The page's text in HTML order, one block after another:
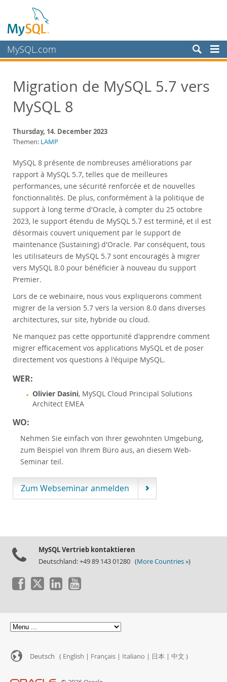
MySQL.com
Schulung, Beratung, Support
Partner
Warum MySQL?
Neues & Termine
Live Webinars
On-Demand Webinars
MySQL Health Check
Customer Advisory Board
News Announcements
MySQL Newsletters
Kaufen
Downloads
Dokumentation
Entwickler-Bereich
Migration de MySQL 5.7 vers
MySQL 8
Thursday, 14. December 2023
Themen: LAMP
MySQL 8 présente de nombreuses améliorations par
rapport à MySQL 5.7, telles que de meilleures
performances, une sécurité renforcée et de nouvelles
fonctionnalités. De plus, conformément à la politique de
support à long terme d'Oracle, à compter du 25 octobre
2023, le support étendu de MySQL 5.7 est terminé, et il est
désormais couvert uniquement par le support de
maintenance (Sustaining) d'Oracle. Par conséquent, tous
les utilisateurs de MySQL 5.7 sont encouragés à migrer
vers MySQL 8.0 pour bénéficier à nouveau du support
Premier.
Lors de ce webinaire, nous vous expliquerons comment
migrer de la version 5.7 vers la version 8.0 dans diverses
architectures, sur site, hybride ou cloud.
Ne manquez pas cette opportunité d'apprendre comment
migrer efficacement vos applications MySQL et de poser
directement vos questions à l'équipe MySQL.
WER:
Olivier Dasini, MySQL Cloud Principal Solutions
Architect EMEA
WO:
Nehmen Sie einfach von Ihrer gewohnten Umgebung,
zum Beispiel von Ihrem Büro aus, an diesem Web-
Seminar teil.
Zum Webseminar anmelden
MySQL Vertrieb kontaktieren
Deutschland: +49 89 143 01280 (More Countries »)
Deutsch ( English | Français | Italiano | 日本 | 中文 )